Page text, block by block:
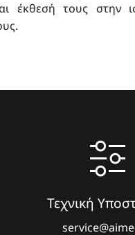
έκθεσή τους στην
Τεχνική